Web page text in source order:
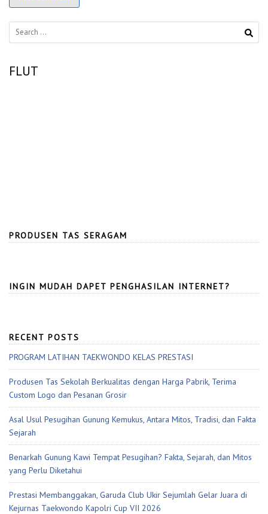
Search
for:
FLUT
PRODUSEN TAS SERAGAM
INGIN MUDAH DAPET PENGHASILAN INTERNET?
RECENT POSTS
PROGRAM LATIHAN TAEKWONDO KELAS PRESTASI
Produsen Tas Sekolah Berkualitas dengan Harga Pabrik, Terima
Custom Logo dan Pesanan Grosir
Asal Usul Pesugihan Gunung Kemukus, Antara Mitos, Tradisi, dan Fakta
Sejarah
Benarkah Gunung Kawi Tempat Pesugihan? Fakta, Sejarah, dan Mitos
yang Perlu Diketahui
Prestasi Membanggakan, Garuda Club Ukir Sejumlah Gelar Juara di
Kejurnas Taekwondo Kapolri Cup VII 2026